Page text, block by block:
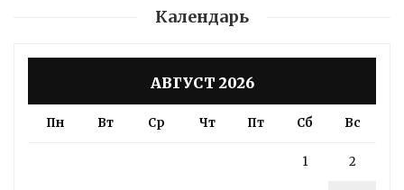
Календарь
АВГУСТ 2026
Пн Вт Ср Чт Пт Сб Вс
1 2